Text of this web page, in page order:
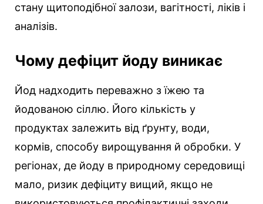
стану щитоподібної залози, вагітності, ліків і
аналізів.
Чому дефіцит йоду виникає
Йод надходить переважно з їжею та
йодованою сіллю. Його кількість у
продуктах залежить від ґрунту, води,
кормів, способу вирощування й обробки. У
регіонах, де йоду в природному середовищі
мало, ризик дефіциту вищий, якщо не